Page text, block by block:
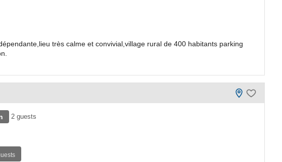
très calme et convivial,village rural de 400 habitants parking
2 guests